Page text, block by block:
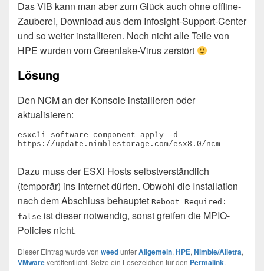
Das VIB kann man aber zum Glück auch ohne offline-
Zauberei, Download aus dem Infosight-Support-Center
und so weiter installieren. Noch nicht alle Teile von
HPE wurden vom Greenlake-Virus zerstört
Lösung
Den NCM an der Konsole installieren oder
aktualisieren:
esxcli software component apply -d
https://update.nimblestorage.com/esx8.0/ncm
Dazu muss der ESXi Hosts selbstverständlich
(temporär) ins Internet dürfen. Obwohl die Installation
nach dem Abschluss behauptet Reboot Required:
false ist dieser notwendig, sonst greifen die MPIO-
Policies nicht.
Dieser Eintrag wurde von weedunterAllgemein, HPE, Nimble/Alletra,
VMwareveröffentlicht. Setze ein Lesezeichen für den Permalink.